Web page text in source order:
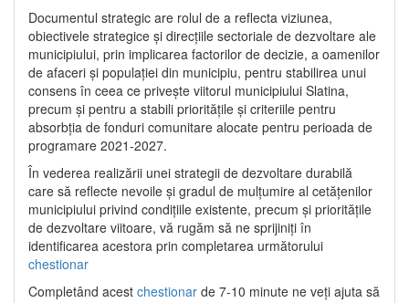
Documentul strategic are rolul de a reflecta viziunea,
obiectivele strategice și direcțiile sectoriale de dezvoltare ale
municipiului, prin implicarea factorilor de decizie, a oamenilor
de afaceri și populației din municipiu, pentru stabilirea unui
consens în ceea ce privește viitorul municipiului Slatina,
precum și pentru a stabili prioritățile și criteriile pentru
absorbția de fonduri comunitare alocate pentru perioada de
programare 2021-2027.
În vederea realizării unei strategii de dezvoltare durabilă
care să reflecte nevoile și gradul de mulțumire al cetățenilor
municipiului privind condițiile existente, precum și prioritățile
de dezvoltare viitoare, vă rugăm să ne sprijiniți în
identificarea acestora prin completarea următorului
chestionar
Completând acest chestionar de 7-10 minute ne veți ajuta să